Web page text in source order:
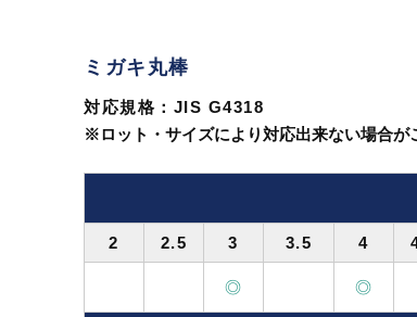
ミガキ丸棒
対応規格：JIS G4318
※ロット・サイズにより対応出来ない場合が
2 2.5 3 3.5 4
◎ ◎